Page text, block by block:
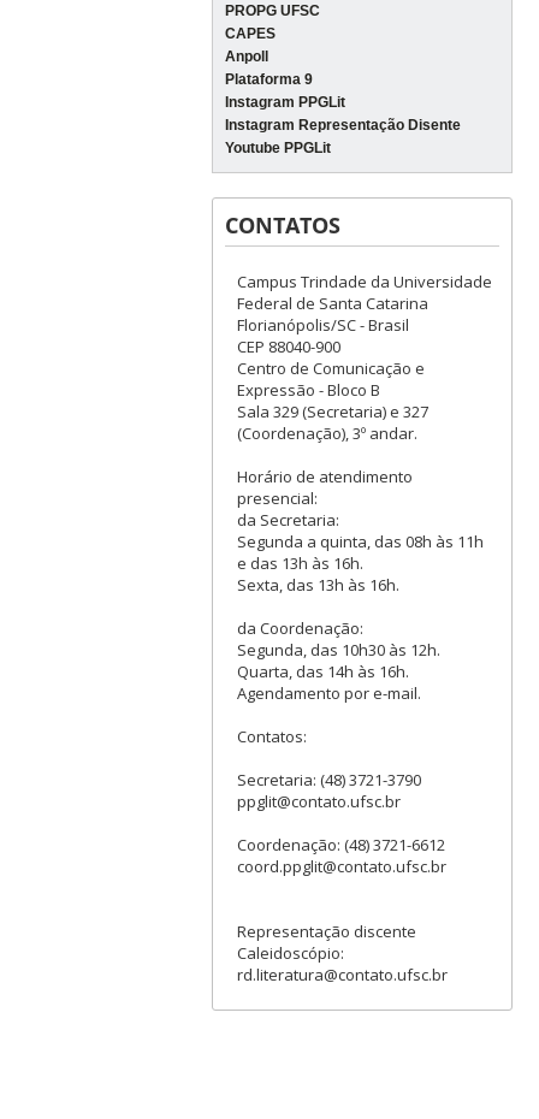
PROPG UFSC
CAPES
Anpoll
Plataforma 9
Instagram PPGLit
Instagram Representação Disente
Youtube PPGLit
CONTATOS
Campus Trindade da Universidade
Federal de Santa Catarina
Florianópolis/SC - Brasil
CEP 88040-900
Centro de Comunicação e
Expressão - Bloco B
Sala 329 (Secretaria) e 327
(Coordenação), 3º andar.
Horário de atendimento
presencial:
da Secretaria:
Segunda a quinta, das 08h às 11h
e das 13h às 16h.
Sexta, das 13h às 16h.
da Coordenação:
Segunda, das 10h30 às 12h.
Quarta, das 14h às 16h.
Agendamento por e-mail.
Contatos:
Secretaria: (48) 3721-3790
ppglit@contato.ufsc.br
Coordenação: (48) 3721-6612
coord.ppglit@contato.ufsc.br
Representação discente
Caleidoscópio:
rd.literatura@contato.ufsc.br